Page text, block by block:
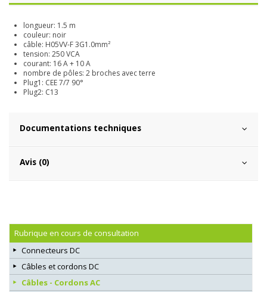
longueur: 1.5 m
couleur: noir
câble: H05VV-F 3G1.0mm²
tension: 250 VCA
courant: 16 A + 10 A
nombre de pôles: 2 broches avec terre
Plug1: CEE 7/7 90°
Plug2: C13
Documentations techniques
Avis (0)
Rubrique en cours de consultation
Connecteurs DC
Câbles et cordons DC
Câbles - Cordons AC